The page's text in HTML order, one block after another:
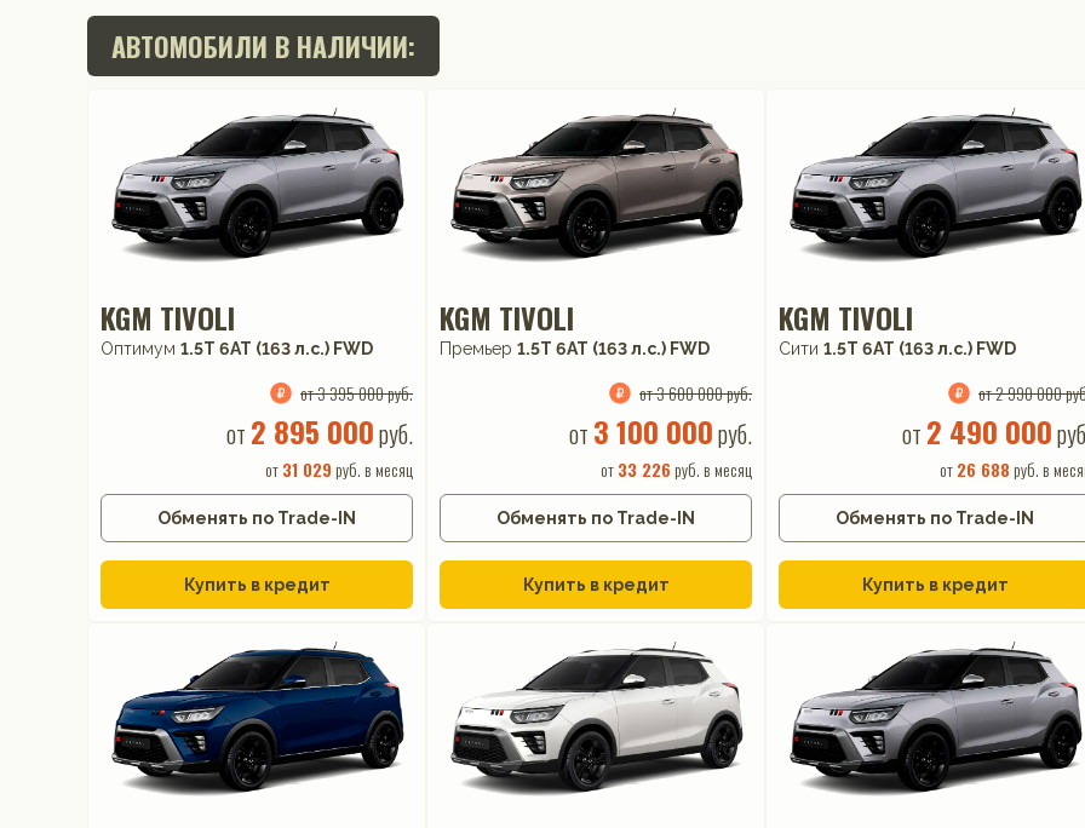
АВТОМОБИЛИ В НАЛИЧИИ:
KGM TIVOLI
Оптимум 1.5T 6AT (163 л.с.) FWD
от 3 395 000 руб.
от 2 895 000руб.
от31 029 руб. в месяц
Обменять по Trade-IN
Купить в кредит
KGM TIVOLI
Премьер 1.5T 6AT (163 л.с.) FWD
от 3 600 000 руб.
от 3 100 000руб.
от33 226 руб. в месяц
Обменять по Trade-IN
Купить в кредит
KGM TIVOLI
Сити 1.5T 6AT (163 л.с.) FWD
от 2 990 000
от 2 490 000
от26 688 руб. в
Обменять по Trade-IN
Купить в кредит